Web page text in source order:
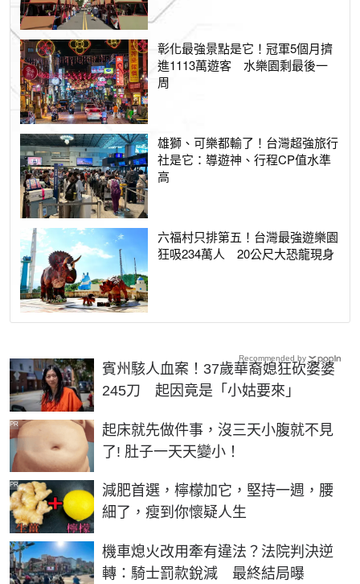
彰化最強景點是它！冠軍5個月擠
進1113萬遊客 水樂園剩最後一
周
雄獅、可樂都輸了！台灣超強旅行
社是它：導遊神、行程CP值水準
高
六福村只排第五！台灣最強遊樂園
狂吸234萬人 20公尺大恐龍現身
賓州駭人血案！37歲華裔媳狂砍婆婆
245刀 起因竟是「小姑要來」
起床就先做件事，沒三天小腹就不見
了! 肚子一天天變小！
PR
減肥首選，檸檬加它，堅持一週，腰
細了，瘦到你懷疑人生
PR
機車熄火改用牽有違法？法院判決逆
轉：騎士罰款銳減 最終結局曝
Recommended by